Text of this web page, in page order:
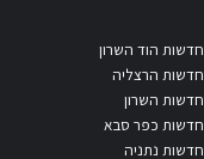
חדשות הוד השרון
חדשות הרצליה
חדשות השרון
חדשות כפר סבא
חדשות נתניה